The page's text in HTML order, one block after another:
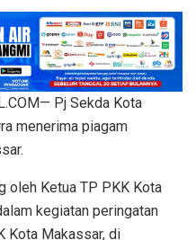
Pj Sekda Kota
menerima piagam
oleh Ketua TP PKK Kota
kegiatan peringatan
Kota Makassar, di